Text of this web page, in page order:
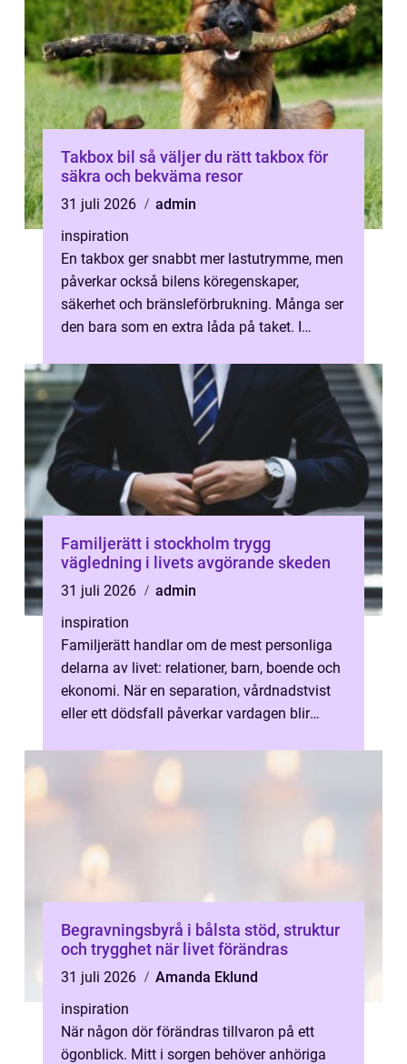
Takbox bil så väljer du rätt takbox för
säkra och bekväma resor
31 juli 2026
admin
inspiration
En takbox ger snabbt mer lastutrymme, men
påverkar också bilens köregenskaper,
säkerhet och bränsleförbrukning. Många ser
den bara som en extra låda på taket. I
Familjerätt i stockholm trygg
vägledning i livets avgörande skeden
31 juli 2026
admin
inspiration
Familjerätt handlar om de mest personliga
delarna av livet: relationer, barn, boende och
ekonomi. När en separation, vårdnadstvist
eller ett dödsfall påverkar vardagen blir
Begravningsbyrå i bålsta stöd, struktur
och trygghet när livet förändras
31 juli 2026
Amanda Eklund
inspiration
När någon dör förändras tillvaron på ett
ögonblick. Mitt i sorgen behöver anhöriga